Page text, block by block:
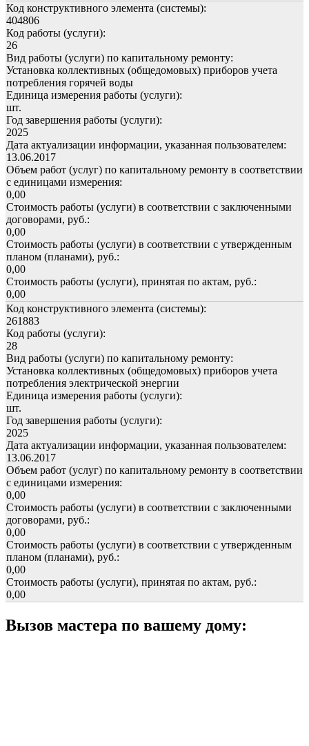
Код конструктивного элемента (системы):
404806
Код работы (услуги):
26
Вид работы (услуги) по капитальному ремонту:
Установка коллективных (общедомовых) приборов учета
потребления горячей воды
Единица измерения работы (услуги):
шт.
Год завершения работы (услуги):
2025
Дата актуализации информации, указанная пользователем:
13.06.2017
Объем работ (услуг) по капитальному ремонту в соответствии
с единицами измерения:
0,00
Стоимость работы (услуги) в соответствии с заключенными
договорами, руб.:
0,00
Стоимость работы (услуги) в соответствии с утвержденным
планом (планами), руб.:
0,00
Стоимость работы (услуги), принятая по актам, руб.:
0,00
Код конструктивного элемента (системы):
261883
Код работы (услуги):
28
Вид работы (услуги) по капитальному ремонту:
Установка коллективных (общедомовых) приборов учета
потребления электрической энергии
Единица измерения работы (услуги):
шт.
Год завершения работы (услуги):
2025
Дата актуализации информации, указанная пользователем:
13.06.2017
Объем работ (услуг) по капитальному ремонту в соответствии
с единицами измерения:
0,00
Стоимость работы (услуги) в соответствии с заключенными
договорами, руб.:
0,00
Стоимость работы (услуги) в соответствии с утвержденным
планом (планами), руб.:
0,00
Стоимость работы (услуги), принятая по актам, руб.:
0,00
Вызов мастера по вашему дому: